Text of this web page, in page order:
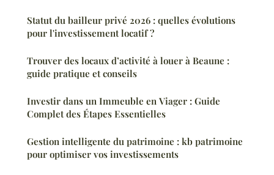
Statut du bailleur privé 2026 : quelles évolutions
pour l'investissement locatif ?
Trouver des locaux d’activité à louer à Beaune :
guide pratique et conseils
Investir dans un Immeuble en Viager : Guide
Complet des Étapes Essentielles
Gestion intelligente du patrimoine : kb patrimoine
pour optimiser vos investissements